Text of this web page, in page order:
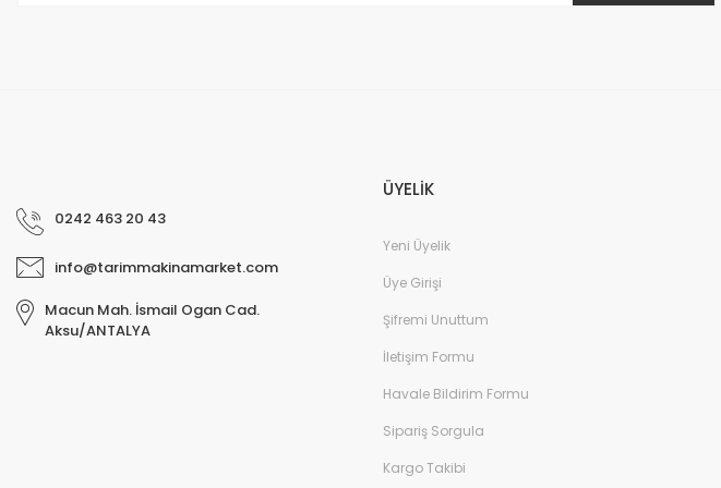
0242 463 20 43
info@tarimmakinamarket.com
Macun Mah. İsmail Ogan Cad.
Aksu/ANTALYA
ÜYELİK
Yeni Üyelik
Üye Girişi
Şifremi Unuttum
İletişim Formu
Havale Bildirim Formu
Sipariş Sorgula
Kargo Takibi